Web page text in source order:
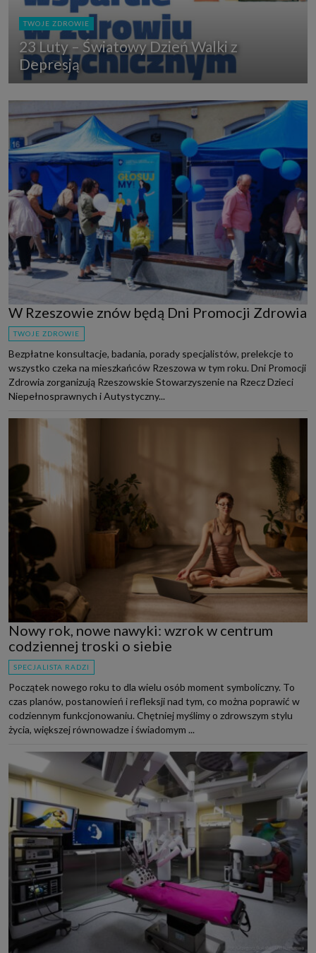
TWOJE ZDROWIE
23 Luty – Światowy Dzień Walki z
Depresją
W Rzeszowie znów będą Dni Promocji Zdrowia
TWOJE ZDROWIE
Bezpłatne konsultacje, badania, porady specjalistów, prelekcje to
wszystko czeka na mieszkańców Rzeszowa w tym roku. Dni Promocji
Zdrowia zorganizują Rzeszowskie Stowarzyszenie na Rzecz Dzieci
Niepełnosprawnych i Autystyczny...
Nowy rok, nowe nawyki: wzrok w centrum
codziennej troski o siebie
SPECJALISTA RADZI
Początek nowego roku to dla wielu osób moment symboliczny. To
czas planów, postanowień i refleksji nad tym, co można poprawić w
codziennym funkcjonowaniu. Chętniej myślimy o zdrowszym stylu
życia, większej równowadze i świadomym ...